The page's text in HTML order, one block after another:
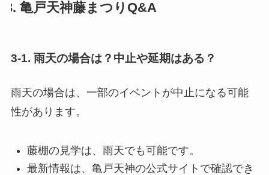
3. 亀戸天神藤まつりQ&A
3-1. 雨天の場合は？中止や延期はある？
雨天の場合は、一部のイベントが中止になる可能
性があります。
藤棚の見学は、雨天でも可能です。
最新情報は、亀戸天神の公式サイトで確認でき